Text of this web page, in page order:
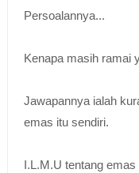
Persoalannya...
Kenapa masih ramai
Jawapannya ialah
emas itu sendiri.
I.L.M.U tentang emas